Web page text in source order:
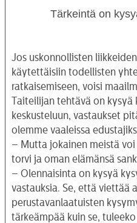
Tärkeintä on
Jos uskonnollisten
käytettäisiin todellisten
ratkaisemiseen, voisi
Taiteilijan tehtävä on kysyä
keskusteluun, vastaukset
olemme vaaleissa
– Mutta jokainen meistä
torvi ja oman elämänsä
– Olennaisinta on kysyä
vastauksia. Se, että viettää
perustavanlaatuisten
tärkeämpää kuin se,